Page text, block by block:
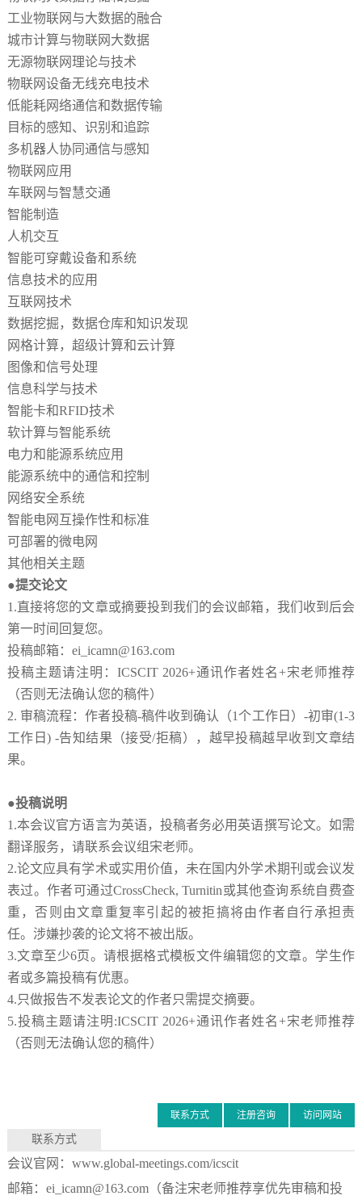
工业物联网与大数据的融合
城市计算与物联网大数据
无源物联网理论与技术
物联网设备无线充电技术
低能耗网络通信和数据传输
目标的感知、识别和追踪
多机器人协同通信与感知
物联网应用
车联网与智慧交通
智能制造
人机交互
智能可穿戴设备和系统
信息技术的应用
互联网技术
数据挖掘，数据仓库和知识发现
网格计算，超级计算和云计算
图像和信号处理
信息科学与技术
智能卡和RFID技术
软计算与智能系统
电力和能源系统应用
能源系统中的通信和控制
网络安全系统
智能电网互操作性和标准
可部署的微电网
其他相关主题
●提交论文
1.直接将您的文章或摘要投到我们的会议邮箱，我们收到后会
第一时间回复您。
投稿邮箱： ei_icamn@163.com
投稿主题请注明： ICSCIT 2026+通讯作者姓名+宋老师推荐
（否则无法确认您的稿件）
2. 审稿流程：作者投稿-稿件收到确认（1个工作日）-初审(1-3
工作日) -告知结果（接受/拒稿），越早投稿越早收到文章结
果。
●投稿说明
1.本会议官方语言为英语，投稿者务必用英语撰写论文。如需
翻译服务，请联系会议组宋老师。
2.论文应具有学术或实用价值，未在国内外学术期刊或会议发
表过。作者可通过CrossCheck, Turnitin或其他查询系统自费查
重，否则由文章重复率引起的被拒搞将由作者自行承担责
任。涉嫌抄袭的论文将不被出版。
3.文章至少6页。请根据格式模板文件编辑您的文章。学生作
者或多篇投稿有优惠。
4.只做报告不发表论文的作者只需提交摘要。
5.投稿主题请注明:ICSCIT 2026+通讯作者姓名+宋老师推荐
（否则无法确认您的稿件）
访问网站
注册咨询
联系方式
联系方式
会议官网：www.global-meetings.com/icscit
邮箱： ei_icamn@163.com（备注宋老师推荐享优先审稿和投